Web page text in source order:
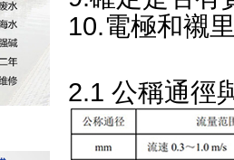
10.電極和襯里
2.1 公稱通徑